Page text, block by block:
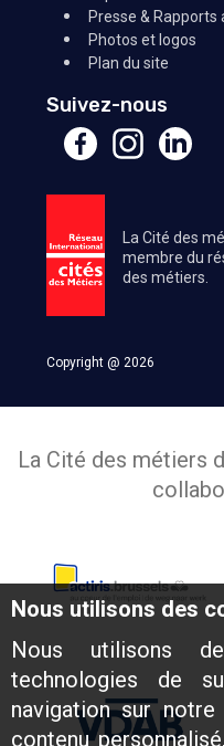
Nous utilisons des
Nous utilisons
technologies de
navigation sur
contenu
Presse & Rapports
Photos et logos
Plan du site
Suivez-nous
La Cité des
membre du
des métiers.
Copyright @ 2026
La Cité des métiers